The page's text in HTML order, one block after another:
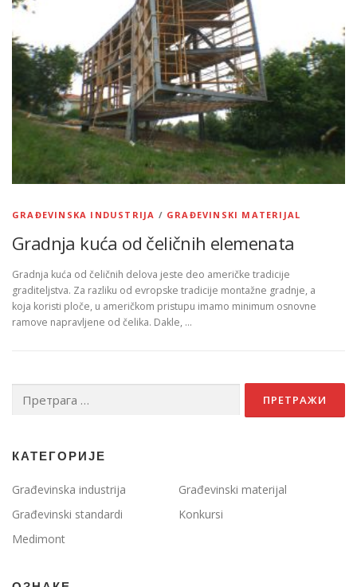
GRAĐEVINSKA INDUSTRIJA / GRAĐEVINSKI MATERIJAL
Gradnja kuća od čeličnih elemenata
Gradnja kuća od čeličnih delova jeste deo američke tradicije
graditeljstva. Za razliku od evropske tradicije montažne gradnje, a
koja koristi ploče, u američkom pristupu imamo minimum osnovne
ramove napravljene od čelika. Dakle, …
за:
КАТЕГОРИЈЕ
Građevinska industrija
Građevinski materijal
Građevinski standardi
Konkursi
Medimont